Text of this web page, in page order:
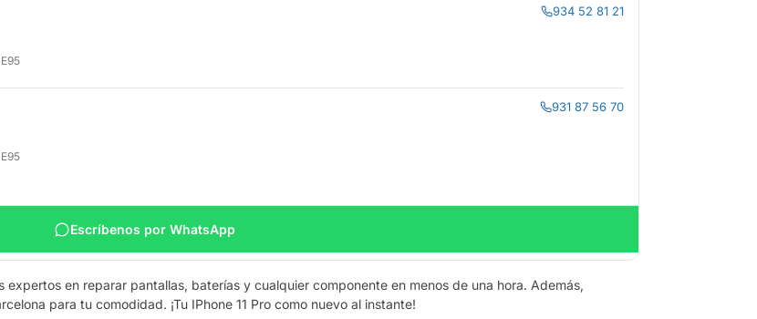
934 52 81 21
931 87 56 70
Escríbenos por WhatsApp
expertos en reparar pantallas, baterías y cualquier componente en menos de una hora. Además,
para tu comodidad. ¡Tu IPhone 11 Pro como nuevo al instante!